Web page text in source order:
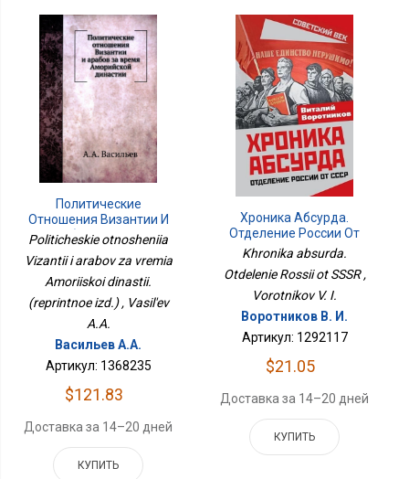
Политические
Отношения Византии И
Арабов За Время
(репринтное Изд.)
Politicheskie otnosheniia
Vizantii i arabov za vremia
Amoriiskoi dinastii.
(reprintnoe izd.) , Vasil'ev
A.A.
Васильев А.А.
Артикул: 1368235
$121.83
Доставка за 14–20 дней
КУПИТЬ
Хроника Абсурда.
Отделение России От
СССР
Khronika absurda.
Otdelenie Rossii ot SSSR ,
Vorotnikov V. I.
Воротников В. И.
Артикул: 1292117
$21.05
Доставка за 14–20 дней
КУПИТЬ